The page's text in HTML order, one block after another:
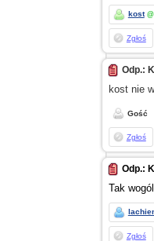
kost @
Zgłoś
Odp.:
kost nie
Gość
Zgłoś
Odp.:
Tak
Zgłoś